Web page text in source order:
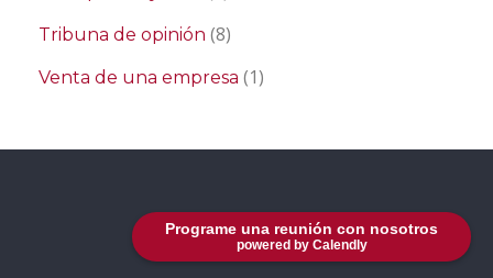
Programe una reunión con nosotros
powered by Calendly
Tribuna de opinión (8)
Venta de una empresa (1)